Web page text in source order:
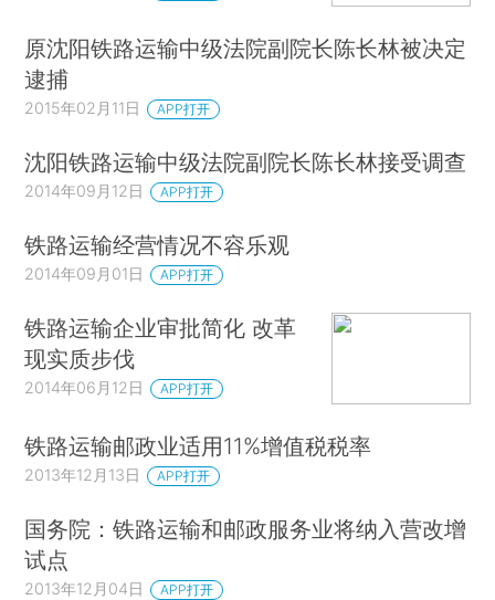
原沈阳铁路运输中级法院副院长陈长林被决定
逮捕
2015年02月11日 APP打开
沈阳铁路运输中级法院副院长陈长林接受调查
2014年09月12日 APP打开
铁路运输经营情况不容乐观
2014年09月01日 APP打开
铁路运输企业审批简化 改革
现实质步伐
2014年06月12日 APP打开
铁路运输邮政业适用11%增值税税率
2013年12月13日 APP打开
国务院：铁路运输和邮政服务业将纳入营改增
试点
2013年12月04日 APP打开